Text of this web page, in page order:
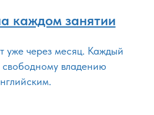
каждом занятии
уже через месяц. Каждый
владению